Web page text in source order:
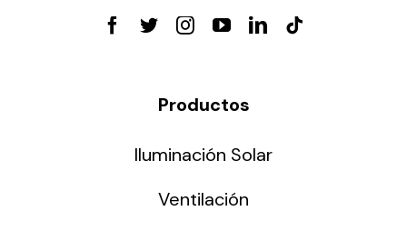
Productos
Iluminación Solar
Ventilación